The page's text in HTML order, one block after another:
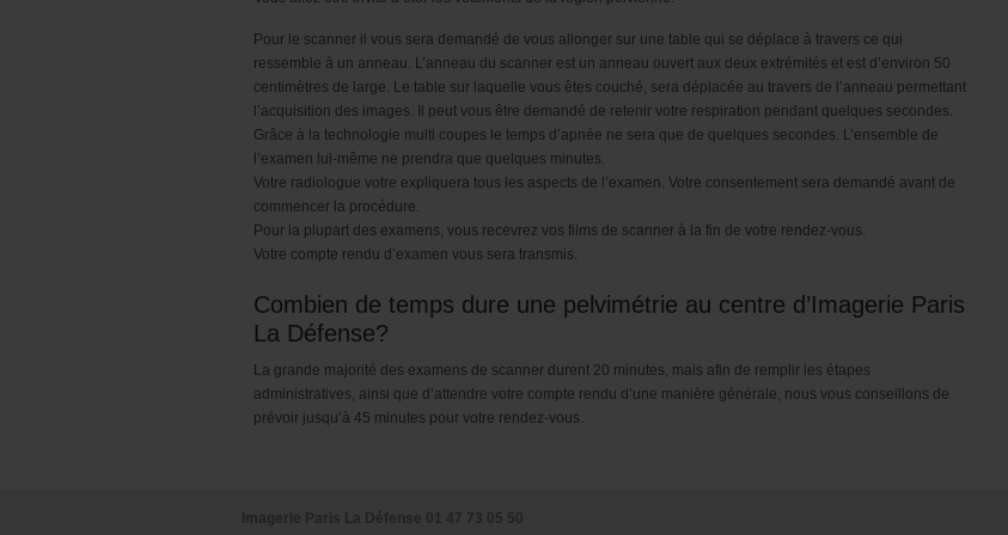
Pour le scanner il vous sera demandé de vous allonger sur une table qui se déplace à travers ce qui
ressemble à un anneau. L’anneau du scanner est un anneau ouvert aux deux extrémités et est d’environ 50
centimètres de large. Le table sur laquelle vous êtes couché, sera déplacée au travers de l’anneau permettant
l’acquisition des images. Il peut vous être demandé de retenir votre respiration pendant quelques secondes.
Grâce à la technologie multi coupes le temps d’apnée ne sera que de quelques secondes. L’ensemble de
l’examen lui-même ne prendra que quelques minutes.
Votre radiologue votre expliquera tous les aspects de l’examen. Votre consentement sera demandé avant de
commencer la procédure.
Pour la plupart des examens, vous recevrez vos films de scanner à la fin de votre rendez-vous.
Votre compte rendu d’examen vous sera transmis.
Combien de temps dure une pelvimétrie au centre d’Imagerie Paris
La Défense?
La grande majorité des examens de scanner durent 20 minutes, mais afin de remplir les étapes
administratives, ainsi que d’attendre votre compte rendu d’une manière générale, nous vous conseillons de
prévoir jusqu’à 45 minutes pour votre rendez-vous.